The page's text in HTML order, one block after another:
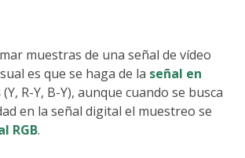
muestras de una señal de vídeo
es que se haga de la señal en
(Y, R-Y, B-Y), aunque cuando se busca
en la señal digital el muestreo se
RGB.